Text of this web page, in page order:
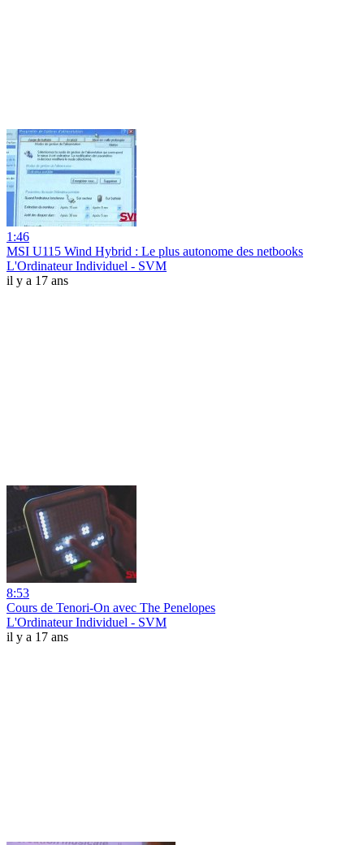
1:46
MSI U115 Wind Hybrid : Le plus autonome des netbooks
L'Ordinateur Individuel - SVM
il y a 17 ans
8:53
Cours de Tenori-On avec The Penelopes
L'Ordinateur Individuel - SVM
il y a 17 ans